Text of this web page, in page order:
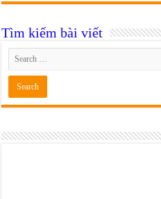
Tìm kiếm bài viết